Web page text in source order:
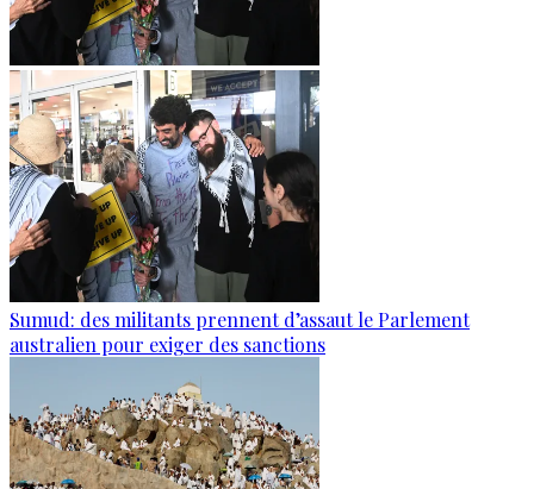
Sumud: des militants prennent d’assaut le Parlement
australien pour exiger des sanctions